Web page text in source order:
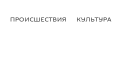
ПРОИСШЕСТВИЯ КУЛЬТУРА